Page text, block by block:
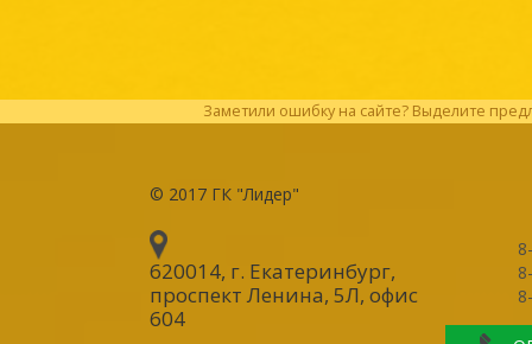
Заметили ошибку на сайте? Выделите
© 2017 ГК "Лидер"
620014, г. Екатеринбург,
проспект Ленина, 5Л, офис
604